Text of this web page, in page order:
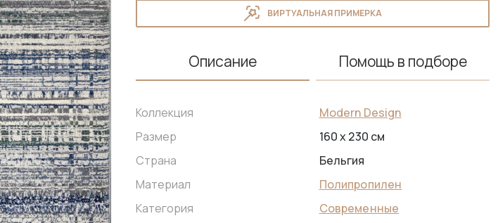
ВИРТУАЛЬНАЯ ПРИМЕРКА
Описание Помощь в подборе
Коллекция
Modern Design
Размер
160 x 230 см
Страна
Бельгия
Материал
Полипропилен
Категория
Современные